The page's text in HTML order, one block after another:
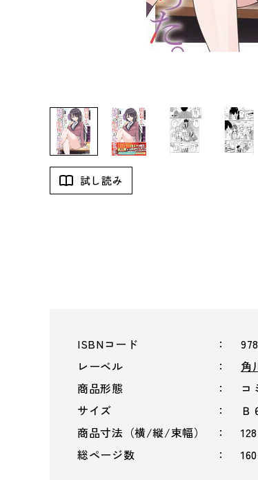
試し読み
ISBNコード
レーベル
角
商品形態
コ
サイズ
Ｂ
商品寸法（横/縦/束幅）
総ページ数